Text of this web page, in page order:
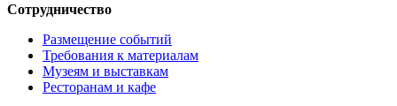
Сотрудничество
Размещение событий
Требования к материалам
Музеям и выставкам
Ресторанам и кафе